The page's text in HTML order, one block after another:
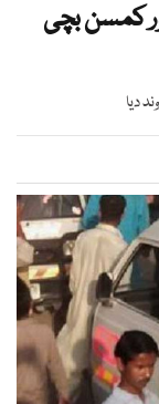
کمسن بچی
دیا